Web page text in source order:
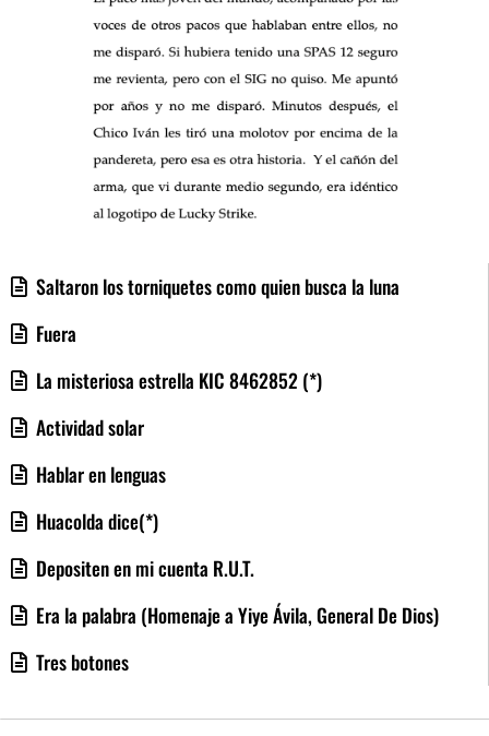
Saltaron los torniquetes como quien busca la luna
Fuera
La misteriosa estrella KIC 8462852 (*)
Actividad solar
Hablar en lenguas
Huacolda dice(*)
Depositen en mi cuenta R.U.T.
Era la palabra (Homenaje a Yiye Ávila, General De Dios)
Tres botones